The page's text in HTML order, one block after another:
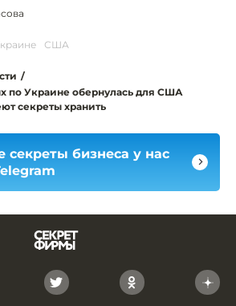
США
/
по Украине обернулась для США
секреты хранить
секреты бизнеса у нас